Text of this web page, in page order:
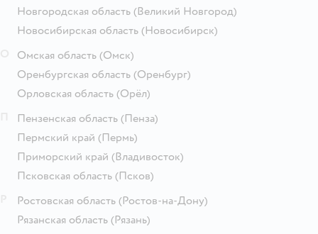
Новгородская область (Великий Новгород)
Новосибирская область (Новосибирск)
Омская область (Омск)
Оренбургская область (Оренбург)
Орловская область (Орёл)
Пензенская область (Пенза)
Пермский край (Пермь)
Приморский край (Владивосток)
Псковская область (Псков)
Ростовская область (Ростов-на-Дону)
Рязанская область (Рязань)